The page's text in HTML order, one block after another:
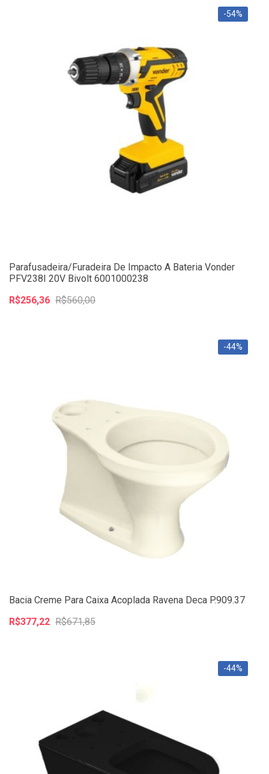
-54%
Parafusadeira/Furadeira De Impacto A Bateria Vonder
PFV238I 20V Bivolt 6001000238
R$256,36 R$560,00
-44%
Bacia Creme Para Caixa Acoplada Ravena Deca P.909.37
R$377,22 R$671,85
-44%